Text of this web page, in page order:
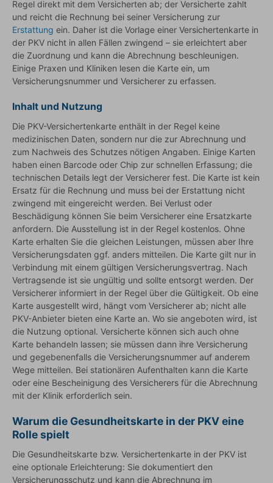
Regel direkt mit dem Versicherten ab; der Versicherte zahlt
und reicht die Rechnung bei seiner Versicherung zur
Erstattung ein. Daher ist die Vorlage einer Versichertenkarte in
der PKV nicht in allen Fällen zwingend – sie erleichtert aber
die Zuordnung und kann die Abrechnung beschleunigen.
Einige Praxen und Kliniken lesen die Karte ein, um
Versicherungsnummer und Versicherer zu erfassen.
Inhalt und Nutzung
Die PKV-Versichertenkarte enthält in der Regel keine
medizinischen Daten, sondern nur die zur Abrechnung und
zum Nachweis des Schutzes nötigen Angaben. Einige Karten
haben einen Barcode oder Chip zur schnellen Erfassung; die
technischen Details legt der Versicherer fest. Die Karte ist kein
Ersatz für die Rechnung und muss bei der Erstattung nicht
zwingend mit eingereicht werden. Bei Verlust oder
Beschädigung können Sie beim Versicherer eine Ersatzkarte
anfordern. Die Ausstellung ist in der Regel kostenlos. Ohne
Karte erhalten Sie die gleichen Leistungen, müssen aber Ihre
Versicherungsdaten ggf. anders mitteilen. Die Karte gilt nur in
Verbindung mit einem gültigen Versicherungsvertrag. Nach
Vertragsende ist sie ungültig und sollte entsorgt werden. Der
Versicherer informiert in der Regel über die Gültigkeit. Ob eine
Karte ausgestellt wird, hängt vom Versicherer ab; nicht alle
PKV-Anbieter bieten eine Karte an. Wo sie angeboten wird, ist
die Nutzung optional. Versicherte können sich auch ohne
Karte behandeln lassen; sie müssen dann ihre Versicherung
und gegebenenfalls die Versicherungsnummer auf anderem
Wege mitteilen. Bei stationären Aufenthalten kann die Karte
oder eine Bescheinigung des Versicherers für die Abrechnung
mit der Klinik erforderlich sein.
Warum die Gesundheitskarte in der PKV eine
Rolle spielt
Die Gesundheitskarte bzw. Versichertenkarte in der PKV ist
eine optionale Erleichterung: Sie dokumentiert den
Versicherungsschutz und kann die Abrechnung im